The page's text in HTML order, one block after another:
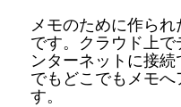
メモのために作ら
です。クラウド上
ンターネットに接
でもどこでもメモへ
す。